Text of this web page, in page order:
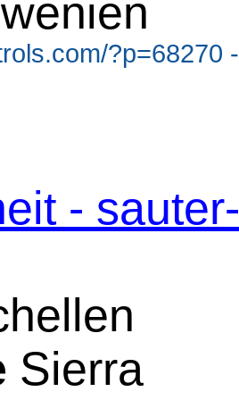
?p=68270 -
- sauter-
Sierra